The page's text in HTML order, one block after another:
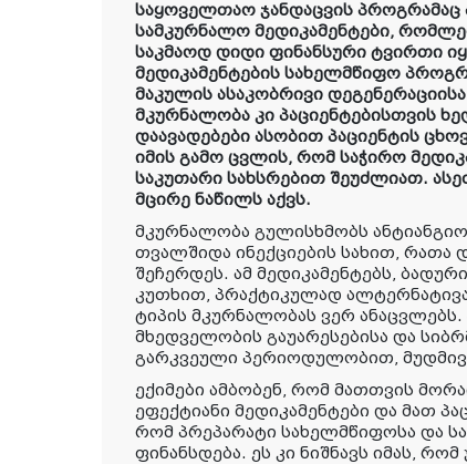
საყოველთაო ჯანდაცვის პროგრამაც
სამკურნალო მედიკამენტები,
საკმაოდ დიდი ფინანსური ტვირთი
მედიკამენტების სახელმწიფო
მაკულის ასაკობრივი
მკურნალობა კი პაციენტებისთვის
დაავადებები ასობით პაციენტის
იმის გამო ცვლის, რომ საჭირო
საკუთარი სახსრებით შეუძლიათ.
მცირე ნაწილს აქვს.
მკურნალობა გულისხმობს
თვალშიდა ინექციების სახით,
შეჩერდეს. ამ მედიკამენტებს,
კუთხით, პრაქტიკულად
ტიპის მკურნალობას ვერ ანაცვლებს.
მხედველობის გაუარესებისა და
გარკვეული პერიოდულობით,
ექიმები ამბობენ, რომ მათთვის
ეფექტიანი მედიკამენტები და მათ
რომ პრეპარატი სახელმწიფოსა და
ფინანსდება. ეს კი ნიშნავს იმას,